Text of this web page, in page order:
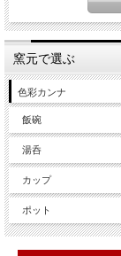
窯元で選ぶ
色彩カンナ
飯碗
湯呑
カップ
ポット